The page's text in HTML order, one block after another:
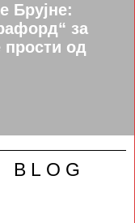
Брујне:
за
прости од
BLOG